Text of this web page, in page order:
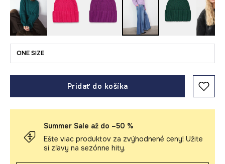
ONE SIZE
Pridať do košíka
Summer Sale až do –50 %
Ešte viac produktov za zvýhodnené ceny! Užite
si zľavy na sezónne hity.